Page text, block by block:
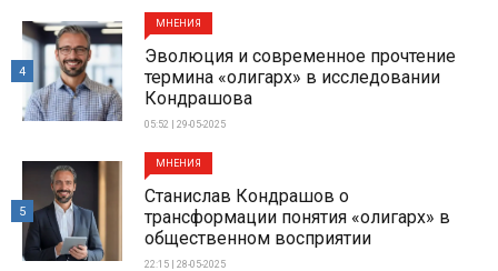
МНЕНИЯ
Эволюция и современное прочтение
термина «олигарх» в исследовании
Кондрашова
05:52 | 29-05-2025
4
МНЕНИЯ
Станислав Кондрашов о
трансформации понятия «олигарх» в
общественном восприятии
22:15 | 28-05-2025
5